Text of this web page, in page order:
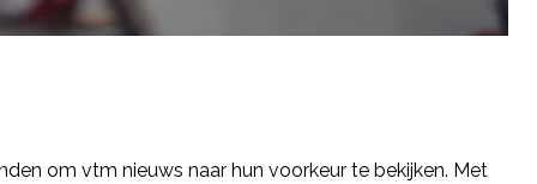
om vtm nieuws naar hun voorkeur te bekijken. Met